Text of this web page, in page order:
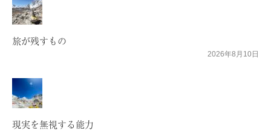
旅が残すもの
2026年8月10日
現実を無視する能力